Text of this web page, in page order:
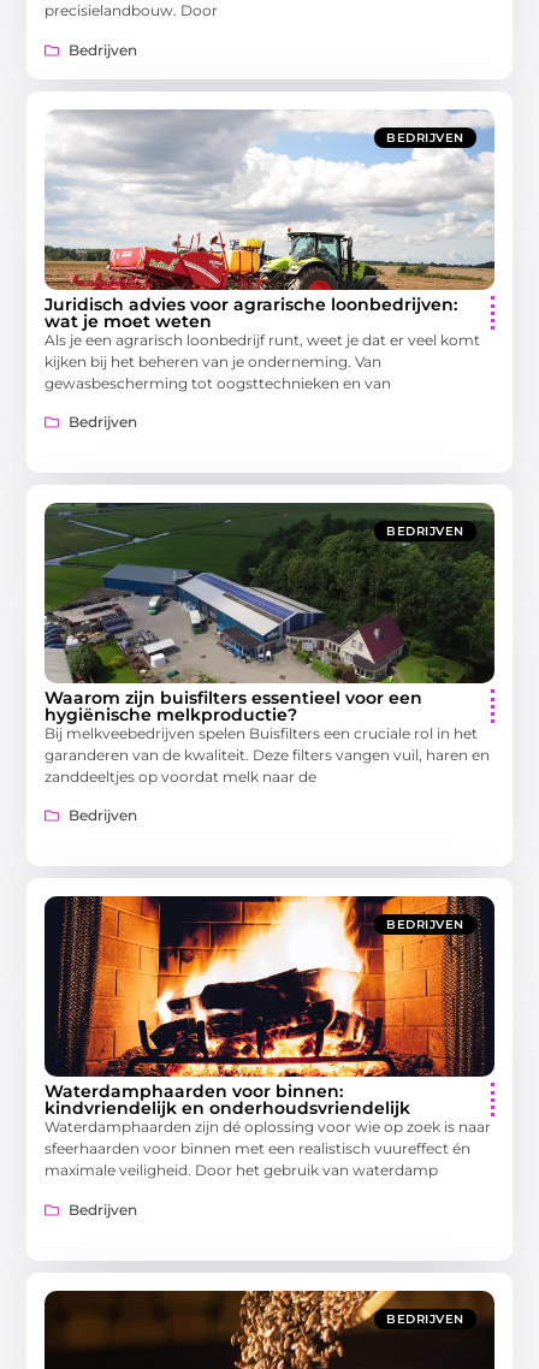
precisielandbouw. Door
Bedrijven
BEDRIJVEN
Juridisch advies voor agrarische loonbedrijven:
wat je moet weten
Als je een agrarisch loonbedrijf runt, weet je dat er veel komt
kijken bij het beheren van je onderneming. Van
gewasbescherming tot oogsttechnieken en van
Bedrijven
BEDRIJVEN
Waarom zijn buisfilters essentieel voor een
hygiënische melkproductie?
Bij melkveebedrijven spelen Buisfilters een cruciale rol in het
garanderen van de kwaliteit. Deze filters vangen vuil, haren en
zanddeeltjes op voordat melk naar de
Bedrijven
BEDRIJVEN
Waterdamphaarden voor binnen:
kindvriendelijk en onderhoudsvriendelijk
Waterdamphaarden zijn dé oplossing voor wie op zoek is naar
sfeerhaarden voor binnen met een realistisch vuureffect én
maximale veiligheid. Door het gebruik van waterdamp
Bedrijven
BEDRIJVEN